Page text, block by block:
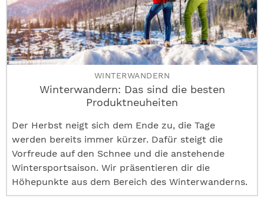
WINTERWANDERN
Winterwandern: Das sind die besten
Produktneuheiten
Der Herbst neigt sich dem Ende zu, die Tage
werden bereits immer kürzer. Dafür steigt die
Vorfreude auf den Schnee und die anstehende
Wintersportsaison. Wir präsentieren dir die
Höhepunkte aus dem Bereich des Winterwanderns.